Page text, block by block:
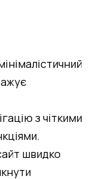
з чіткими
швидко